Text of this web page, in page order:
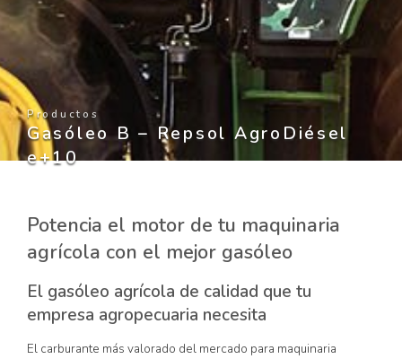
Productos
Gasóleo B – Repsol AgroDiésel
e+10
Potencia el motor de tu maquinaria
agrícola con el mejor gasóleo
El gasóleo agrícola de calidad que tu
empresa agropecuaria necesita
El carburante más valorado del mercado para maquinaria